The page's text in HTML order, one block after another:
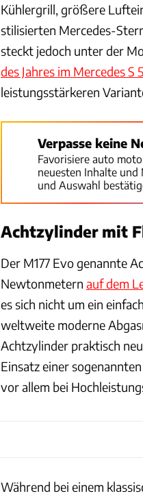
Kühlergrill, größere
stilisierten Mercedes-
steckt jedoch unter der
des Jahres im Mercedes S
leistungsstärkeren
Verpasse keine
Favorisiere auto
neuesten Inhalte und
und Auswahl
Achtzylinder mit
Der M177 Evo genannte
Newtonmetern auf dem
es sich nicht um ein
weltweite moderne
Achtzylinder praktisch
Einsatz einer
vor allem bei
Während bei einem